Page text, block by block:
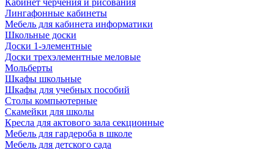
Кабинет черчения и рисования
Лингафонные кабинеты
Мебель для кабинета информатики
Школьные доски
Доски 1-элементные
Доски трехэлементные меловые
Мольберты
Шкафы школьные
Шкафы для учебных пособий
Столы компьютерные
Скамейки для школы
Кресла для актового зала секционные
Мебель для гардероба в школе
Мебель для детского сада